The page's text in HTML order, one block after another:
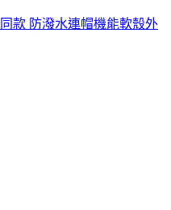
款 防潑水連帽機能軟殼外